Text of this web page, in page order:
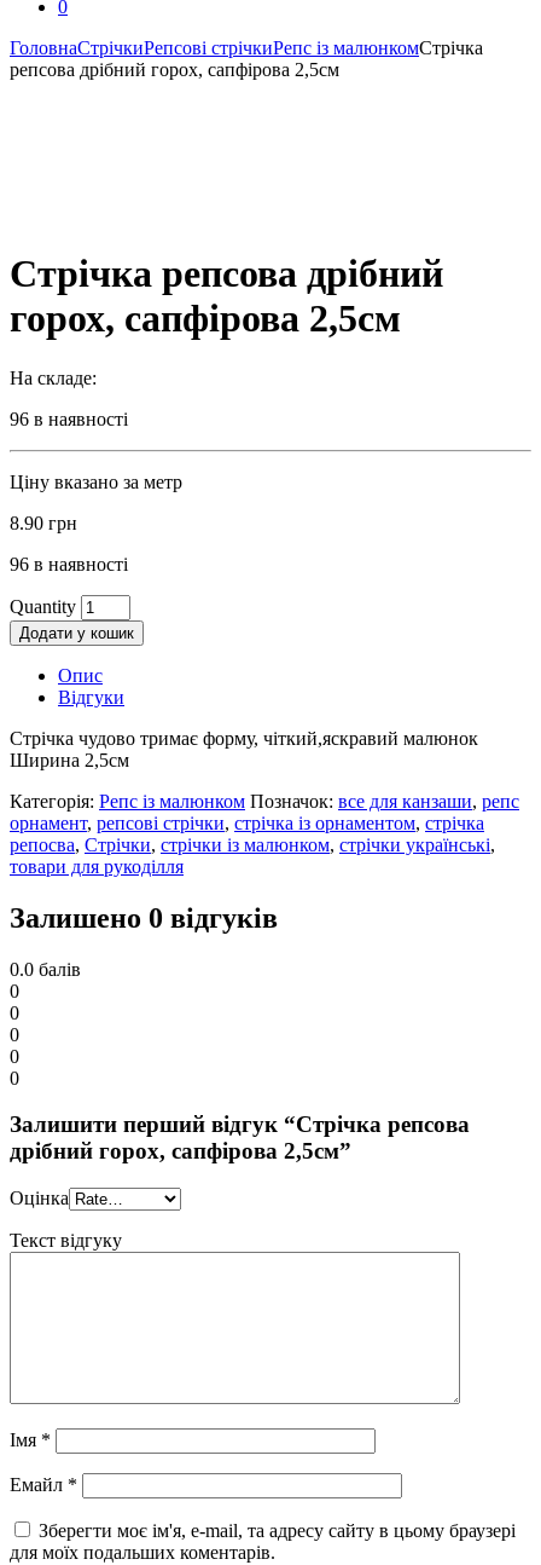
0
ГоловнаСтрічкиРепсові стрічкиРепс із малюнкомСтрічка
репсова дрібний горох, сапфірова 2,5см
Стрічка репсова дрібний
горох, сапфірова 2,5см
На складе:
96 в наявності
Ціну вказано за метр
8.90 грн
96 в наявності
Quantity
Додати у кошик
Опис
Відгуки
Стрічка чудово тримає форму, чіткий,яскравий малюнок
Ширина 2,5см
Категорія: Репс із малюнком Позначок: все для канзаши, репс
орнамент, репсові стрічки, стрічка із орнаментом, стрічка
репосва, Стрічки, стрічки із малюнком, стрічки українські,
товари для рукоділля
Залишено 0 відгуків
0.0 балів
0
0
0
0
0
Залишити перший відгук “Стрічка репсова
дрібний горох, сапфірова 2,5см”
Оцінка
Текст відгуку
Імя *
Eмайл *
Зберегти моє ім'я, e-mail, та адресу сайту в цьому браузері
для моїх подальших коментарів.